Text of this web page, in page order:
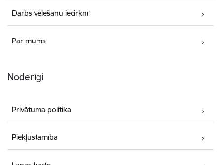
Darbs vēlēšanu iecirknī
Par mums
Noderīgi
Privātuma politika
Piekļūstamība